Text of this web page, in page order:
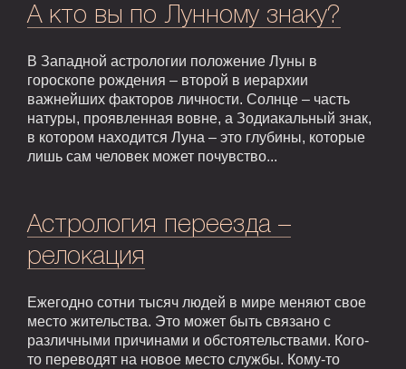
А кто вы по Лунному знаку?
В Западной астрологии положение Луны в
гороскопе рождения – второй в иерархии
важнейших факторов личности. Солнце – часть
натуры, проявленная вовне, а Зодиакальный знак,
в котором находится Луна – это глубины, которые
лишь сам человек может почувство...
Астрология переезда –
релокация
Ежегодно сотни тысяч людей в мире меняют свое
место жительства. Это может быть связано с
различными причинами и обстоятельствами. Кого-
то переводят на новое место службы. Кому-то